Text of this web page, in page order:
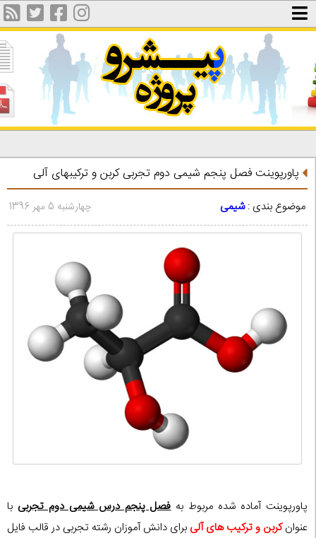
پاورپوینت فصل پنجم شیمی دوم تجربی کربن و ترکیبهای آلی
موضوع بندی :شیمی چهارشنبه 5 مهر 1396
پاورپوینت آماده شده مربوط به فصل پنجم درس شیمی دوم تجربیبا
عنوانکربن و ترکیب های آلیبرای دانش آموزان رشته تجربی در قالب فایل